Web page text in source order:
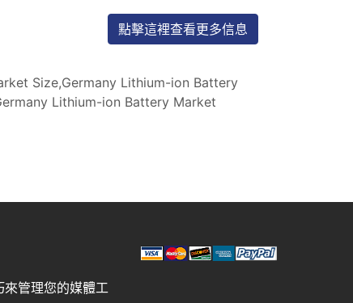
點擊這裡查看更多信息
Size,Germany Lithium-ion Battery
Lithium-ion Battery Market
管理您的媒體工